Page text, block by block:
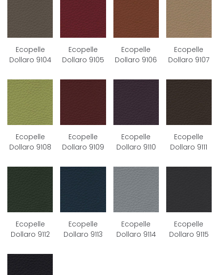
Ecopelle
Dollaro 9104
Ecopelle
Dollaro 9105
Ecopelle
Dollaro 9106
Ecopelle
Dollaro 9107
Ecopelle
Dollaro 9108
Ecopelle
Dollaro 9109
Ecopelle
Dollaro 9110
Ecopelle
Dollaro 9111
Ecopelle
Dollaro 9112
Ecopelle
Dollaro 9113
Ecopelle
Dollaro 9114
Ecopelle
Dollaro 9115